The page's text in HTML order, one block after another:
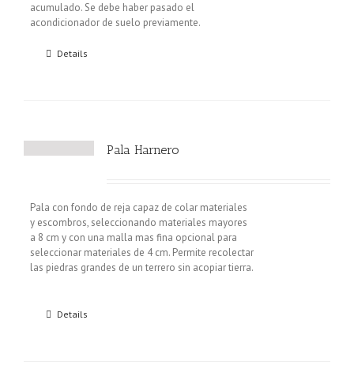
acumulado. Se debe haber pasado el
acondicionador de suelo previamente.
Details
Pala Harnero
Pala con fondo de reja capaz de colar materiales
y escombros, seleccionando materiales mayores
a 8 cm y con una malla mas fina opcional para
seleccionar materiales de 4 cm. Permite recolectar
las piedras grandes de un terrero sin acopiar tierra.
Details